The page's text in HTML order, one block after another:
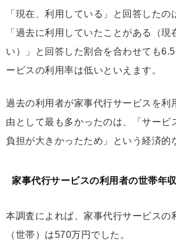
「現在、利用している」と回答したの
「過去に利用していたことがある（現
い）」と回答した割合を合わせても
ービスの利用率は低いといえます。
過去の利用者が家事代行サービスを利
由として最も多かったのは、「サービ
負担が大きかったため」という経済的
家事代行サービスの利用者の世帯年収
本調査によれば、家事代行サービスの
（世帯）は570万円でした。